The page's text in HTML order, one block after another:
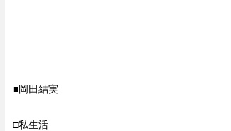
■岡田結実
□私生活